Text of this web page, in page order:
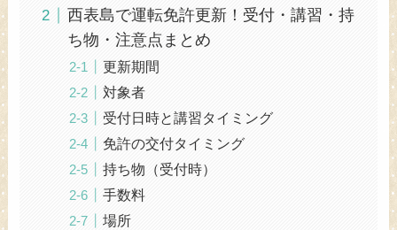
西表島で運転免許更新！受付・講習・持
ち物・注意点まとめ
更新期間
対象者
受付日時と講習タイミング
免許の交付タイミング
持ち物（受付時）
手数料
場所